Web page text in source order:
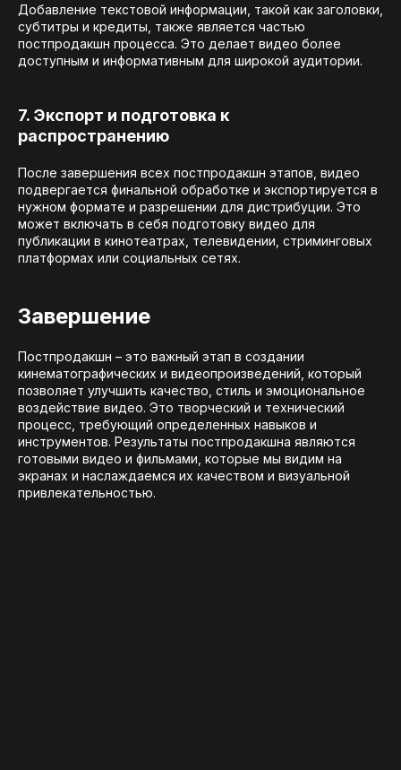
Добавление текстовой информации, такой как заголовки,
субтитры и кредиты, также является частью
постпродакшн процесса. Это делает видео более
доступным и информативным для широкой аудитории.
7. Экспорт и подготовка к
распространению
После завершения всех постпродакшн этапов, видео
подвергается финальной обработке и экспортируется в
нужном формате и разрешении для дистрибуции. Это
может включать в себя подготовку видео для
публикации в кинотеатрах, телевидении, стриминговых
платформах или социальных сетях.
Завершение
Постпродакшн – это важный этап в создании
кинематографических и видеопроизведений, который
позволяет улучшить качество, стиль и эмоциональное
воздействие видео. Это творческий и технический
процесс, требующий определенных навыков и
инструментов. Результаты постпродакшна являются
готовыми видео и фильмами, которые мы видим на
экранах и наслаждаемся их качеством и визуальной
привлекательностью.